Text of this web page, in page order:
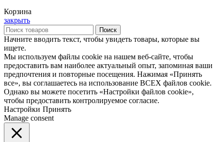
Корзина
закрыть
Поиск
Начните вводить текст, чтобы увидеть товары, которые вы
ищете.
Мы используем файлы cookie на нашем веб-сайте, чтобы
предоставить вам наиболее актуальный опыт, запоминая ваши
предпочтения и повторные посещения. Нажимая «Принять
все», вы соглашаетесь на использование ВСЕХ файлов cookie.
Однако вы можете посетить «Настройки файлов cookie»,
чтобы предоставить контролируемое согласие.
Настройки Принять
Manage consent